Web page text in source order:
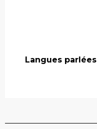
Langues parlées
Langues parlées